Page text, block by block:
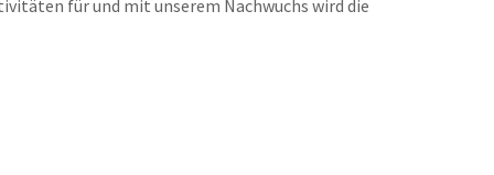
für und mit unserem Nachwuchs wird die